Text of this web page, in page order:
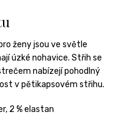
ženy jsou ve světle
úzké nohavice. Střih se
nabízejí pohodlný
v pětikapsovém střihu.
2 % elastan